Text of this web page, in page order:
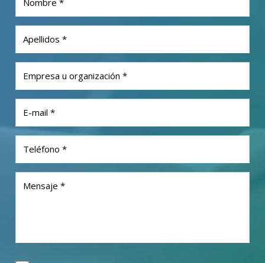
Apellidos *
Empresa u organización *
E-mail *
Teléfono *
Mensaje *